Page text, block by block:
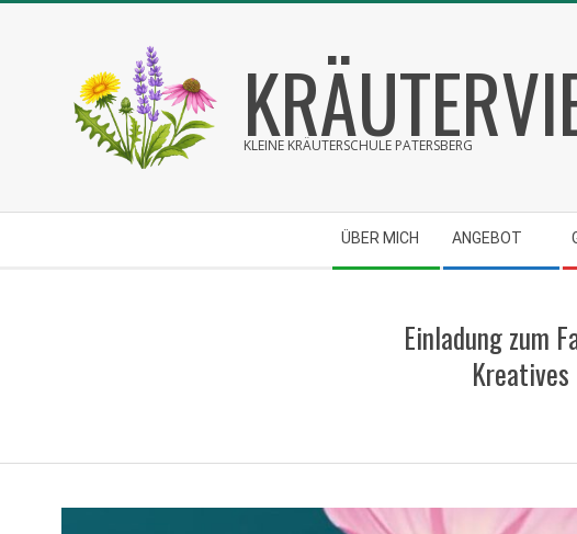
KLEINE KRÄUTERSCHULE PATERSBERG
ÜBER MICH ANGEBOT
Einladung zum